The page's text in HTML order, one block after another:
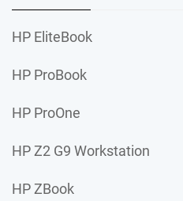
HP EliteBook
HP ProBook
HP ProOne
HP Z2 G9 Workstation
HP ZBook